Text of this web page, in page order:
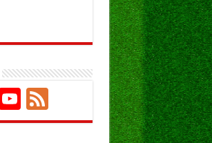
YouTube
Channel
Feed